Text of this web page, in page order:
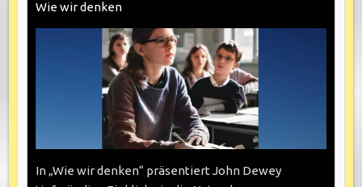
Wie wir denken
In „Wie wir denken“ präsentiert John Dewey